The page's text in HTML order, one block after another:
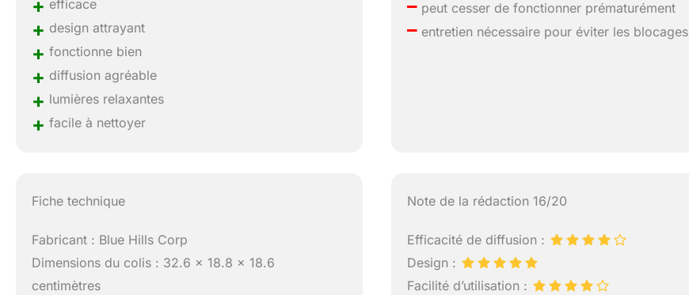
+ efficace
+ design attrayant
+ fonctionne bien
+ diffusion agréable
+ lumières relaxantes
+ facile à nettoyer
– peut cesser de fonctionner prématurément
– entretien nécessaire pour éviter les blocages
Fiche technique
Fabricant : Blue Hills Corp
Dimensions du colis : 32.6 x 18.8 x 18.6
centimètres
Note de la rédaction 16/20
Efficacité de diffusion :
Design :
Facilité d’utilisation :